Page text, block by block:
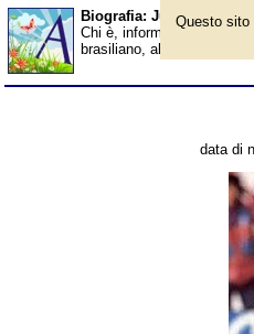
Biografia: Júnior - età -
Chi è, informazioni, foto,
brasiliano, allenatore e
data di
Questo sito